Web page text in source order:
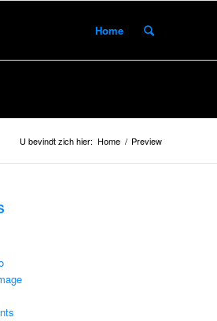
Home
U bevindt zich hier: Home / Preview